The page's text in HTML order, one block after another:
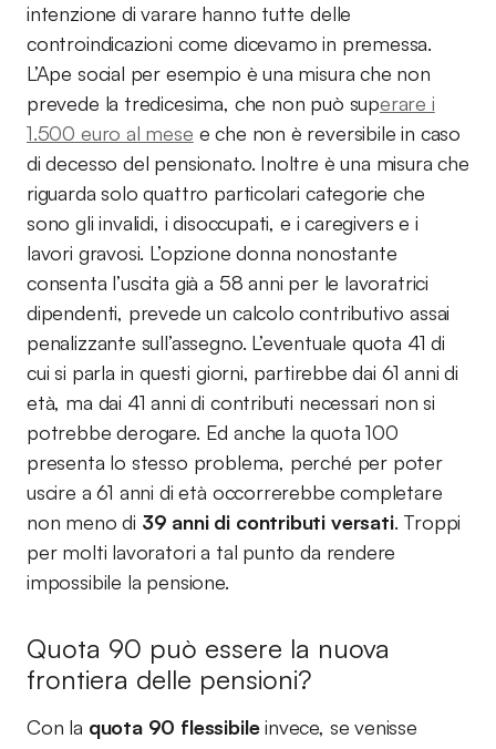
intenzione di varare hanno tutte delle
controindicazioni come dicevamo in premessa.
L’Ape social per esempio è una misura che non
prevede la tredicesima, che non può superare i
1.500 euro al mese e che non è reversibile in caso
di decesso del pensionato. Inoltre è una misura che
riguarda solo quattro particolari categorie che
sono gli invalidi, i disoccupati, e i caregivers e i
lavori gravosi. L’opzione donna nonostante
consenta l’uscita già a 58 anni per le lavoratrici
dipendenti, prevede un calcolo contributivo assai
penalizzante sull’assegno. L’eventuale quota 41 di
cui si parla in questi giorni, partirebbe dai 61 anni di
età, ma dai 41 anni di contributi necessari non si
potrebbe derogare. Ed anche la quota 100
presenta lo stesso problema, perché per poter
uscire a 61 anni di età occorrerebbe completare
non meno di 39 anni di contributi versati. Troppi
per molti lavoratori a tal punto da rendere
impossibile la pensione.
Quota 90 può essere la nuova
frontiera delle pensioni?
Con la quota 90 flessibileinvece, se venisse